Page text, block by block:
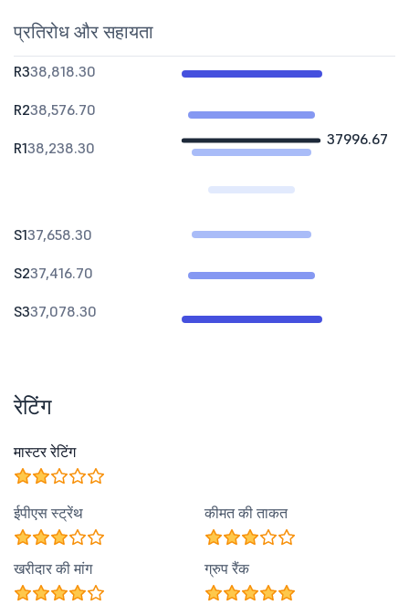
प्रतिरोध और सहायता
37996.67
R338,818.30
R238,576.70
R138,238.30
S137,658.30
S237,416.70
S337,078.30
रेटिंग
मास्टर रेटिंग
ईपीएस स्ट्रेंथ कीमत की ताकत
खरीदार की मांग ग्रुप रैंक